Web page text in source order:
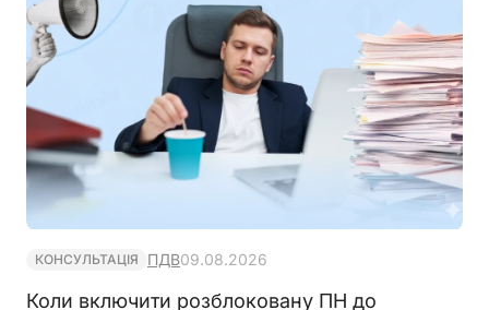
КОНСУЛЬТАЦІЯ ПДВ09.08.2026
Коли включити розблоковану ПН до